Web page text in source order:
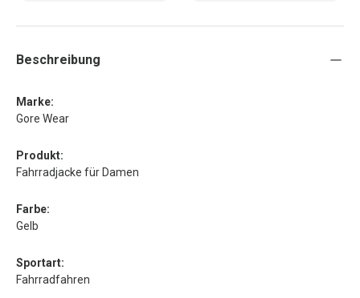
Beschreibung
Marke:
Gore Wear
Produkt:
Fahrradjacke für Damen
Farbe:
Gelb
Sportart:
Fahrradfahren